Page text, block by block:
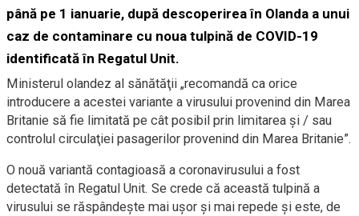
până pe 1 ianuarie, după descoperirea în Olanda a unui
caz de contaminare cu noua tulpină de COVID-19
identificată în Regatul Unit.
Ministerul olandez al sănătăţii „recomandă ca orice
introducere a acestei variante a virusului provenind din Marea
Britanie să fie limitată pe cât posibil prin limitarea şi / sau
controlul circulaţiei pasagerilor provenind din Marea Britanie”.
O nouă variantă contagioasă a coronavirusului a fost
detectată în Regatul Unit. Se crede că această tulpină a
virusului se răspândește mai ușor și mai repede și este, de